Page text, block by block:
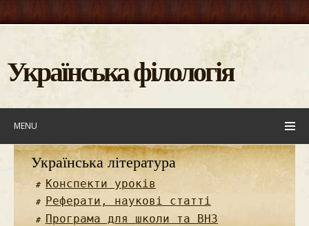
Українська філологія
MENU
Українська література
Конспекти уроків
Реферати, наукові статті
Програма для школи та ВНЗ